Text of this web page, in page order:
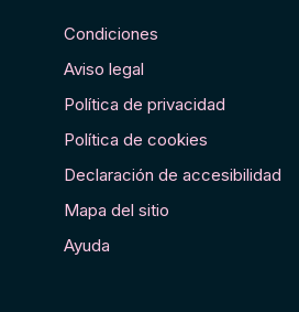
Condiciones
Aviso legal
Política de privacidad
Política de cookies
Declaración de accesibilidad
Mapa del sitio
Ayuda